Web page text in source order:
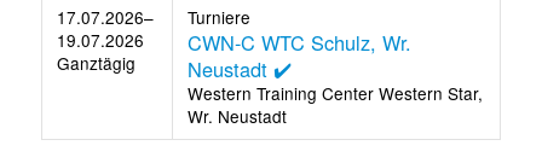
17.07.2026–
19.07.2026
Ganztägig
Turniere
CWN-C WTC Schulz, Wr.
Neustadt ✔️
Western Training Center Western Star,
Wr. Neustadt